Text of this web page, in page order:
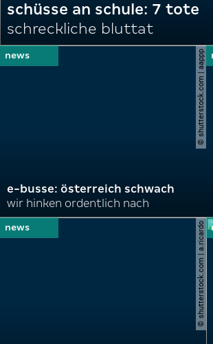
schüsse an schule: 7 tote
schreckliche bluttat
© shutterstock.com | aappp
e-busse: österreich schwach
wir hinken ordentlich nach
© shutterstock.com | a.ricardo